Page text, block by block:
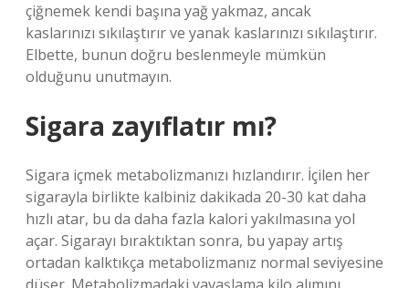
çiğnemek kendi başına yağ yakmaz, ancak
kaslarınızı sıkılaştırır ve yanak kaslarınızı sıkılaştırır.
Elbette, bunun doğru beslenmeyle mümkün
olduğunu unutmayın.
Sigara zayıflatır mı?
Sigara içmek metabolizmanızı hızlandırır. İçilen her
sigarayla birlikte kalbiniz dakikada 20-30 kat daha
hızlı atar, bu da daha fazla kalori yakılmasına yol
açar. Sigarayı bıraktıktan sonra, bu yapay artış
ortadan kalktıkça metabolizmanız normal seviyesine